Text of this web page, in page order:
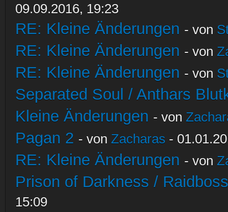
09.09.2016, 19:23
RE: Kleine Änderungen - von
RE: Kleine Änderungen - von
RE: Kleine Änderungen - von
Separated Soul / Anthars
Kleine Änderungen - von
Pagan 2 - von Zacharas -
RE: Kleine Änderungen - von
Prison of Darkness /
15:09